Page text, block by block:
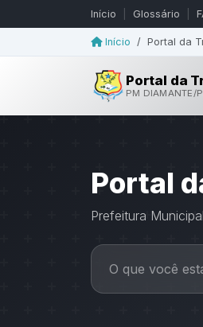
Início Glossário
Início / Portal da
Portal da
PM DIAMANTE/
Portal
Prefeitura